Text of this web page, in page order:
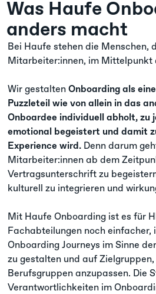
Was Haufe
anders macht
Bei Haufe stehen die Menschen,
Mitarbeiter:innen, im Mittelpunkt
Wir gestaltenOnboarding als
Puzzleteil wie von allein in das
Onboardee individuell abholt, zu
emotional begeistert und damit
Experience wird. Denn darum
Mitarbeiter:innen ab dem
Vertragsunterschrift zu
kulturell zu integrieren und
Mit Haufe Onboarding ist es für
Fachabteilungen noch einfacher,
Onboarding Journeys im Sinne
zu gestalten und auf
Berufsgruppen anzupassen. Die
Verantwortlichkeiten im